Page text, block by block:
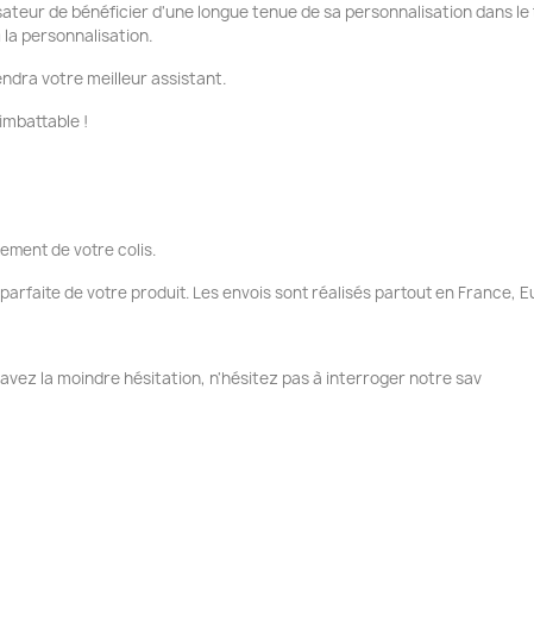
de bénéficier d'une longue tenue de sa personnalisation dans le
personnalisation.
votre meilleur assistant.
!
de votre colis.
de votre produit. Les envois sont réalisés partout en France,
la moindre hésitation, n'hésitez pas à interroger notre sav